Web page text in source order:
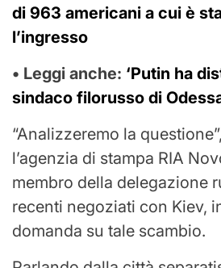
di 963 americani a cui è
l’ingresso
• Leggi anche: ‘Putin ha
sindaco filorusso di
“Analizzeremo la
l’agenzia di stampa RIA
membro della delegazione
recenti negoziati con Kiev,
domanda su tale scambio.